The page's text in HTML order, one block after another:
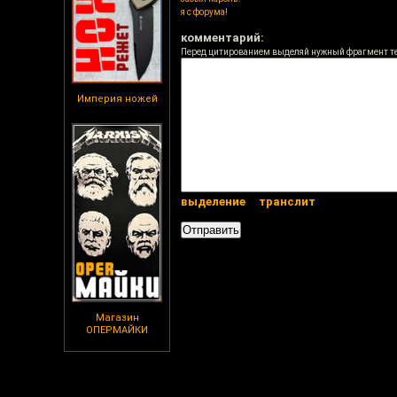
Империя ножей
Магазин
ОПЕРМАЙКИ
я с форума!
комментарий:
Перед цитированием выделяй нужный фрагмент
выделение транслит